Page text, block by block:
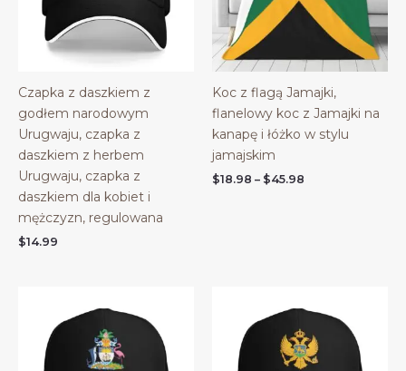
Czapka z daszkiem z
godłem narodowym
Urugwaju, czapka z
daszkiem z herbem
Urugwaju, czapka z
daszkiem dla kobiet i
mężczyzn, regulowana
$14.99
Koc z flagą Jamajki,
flanelowy koc z Jamajki na
kanapę i łóżko w stylu
jamajskim
$18.98 – $45.98